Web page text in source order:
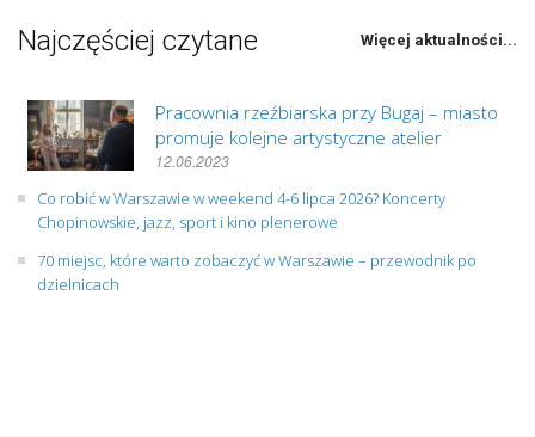
Najczęściej czytane Więcej aktualności...
Pracownia rzeźbiarska przy Bugaj – miasto
promuje kolejne artystyczne atelier
12.06.2023
Co robić w Warszawie w weekend 4-6 lipca 2026? Koncerty
Chopinowskie, jazz, sport i kino plenerowe
70 miejsc, które warto zobaczyć w Warszawie – przewodnik po
dzielnicach